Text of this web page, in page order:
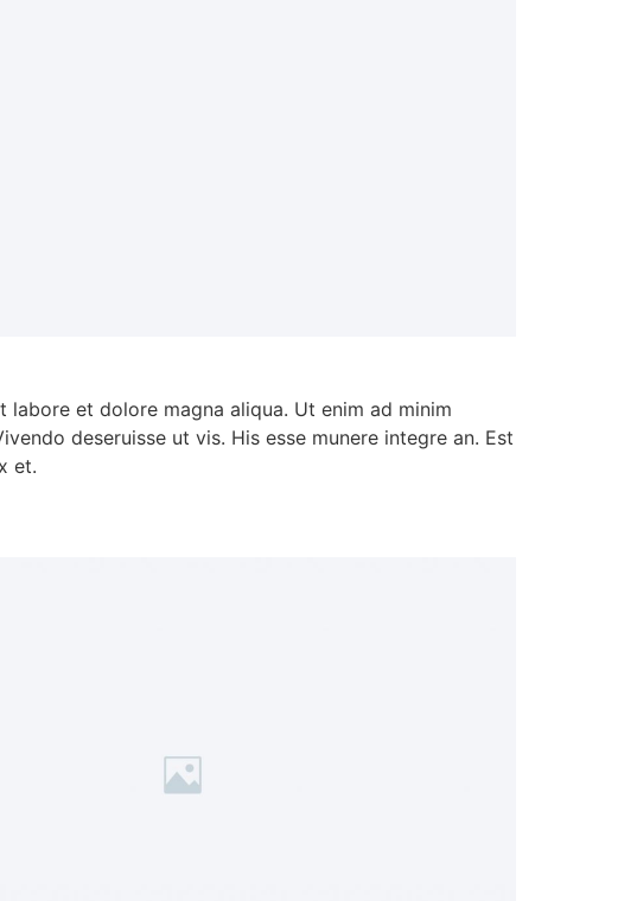
et dolore magna aliqua. Ut enim ad minim
deseruisse ut vis. His esse munere integre an. Est
et.